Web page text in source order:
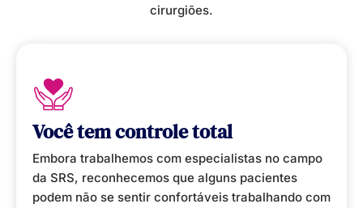
cirurgiões.
Você tem controle total
Embora trabalhemos com especialistas no campo
da SRS, reconhecemos que alguns pacientes
podem não se sentir confortáveis trabalhando com